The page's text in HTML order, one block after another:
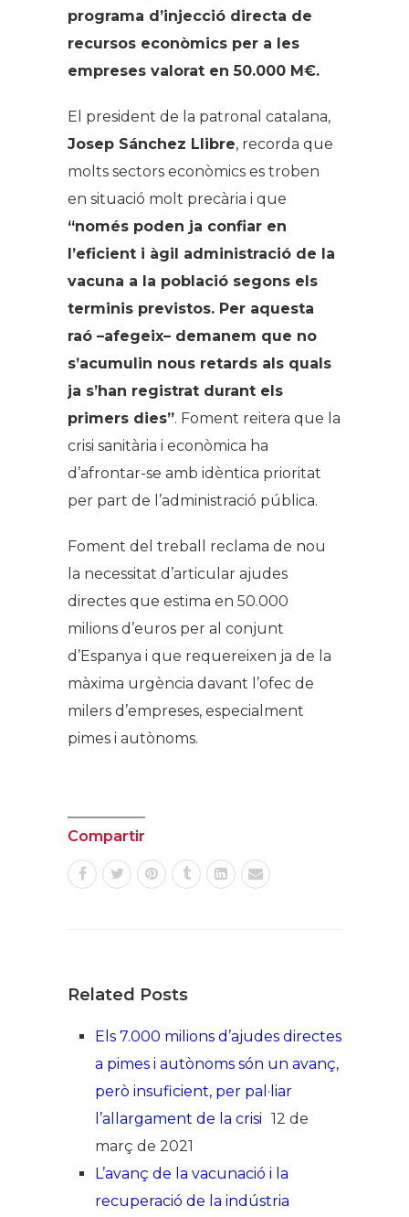
programa d’injecció directa de
recursos econòmics per a les
empreses valorat en 50.000 M€.
El president de la patronal catalana,
Josep Sánchez Llibre, recorda que
molts sectors econòmics es troben
en situació molt precària i que
“només poden ja confiar en
l’eficient i àgil administració de la
vacuna a la població segons els
terminis previstos. Per aquesta
raó –afegeix– demanem que no
s’acumulin nous retards als quals
ja s’han registrat durant els
primers dies”. Foment reitera que la
crisi sanitària i econòmica ha
d’afrontar-se amb idèntica prioritat
per part de l’administració pública.
Foment del treball reclama de nou
la necessitat d’articular ajudes
directes que estima en 50.000
milions d’euros per al conjunt
d’Espanya i que requereixen ja de la
màxima urgència davant l’ofec de
milers d’empreses, especialment
pimes i autònoms.
Compartir
Related Posts
Els 7.000 milions d’ajudes directes
a pimes i autònoms són un avanç,
però insuficient, per pal·liar
l’allargament de la crisi 12 de
març de 2021
L’avanç de la vacunació i la
recuperació de la indústria